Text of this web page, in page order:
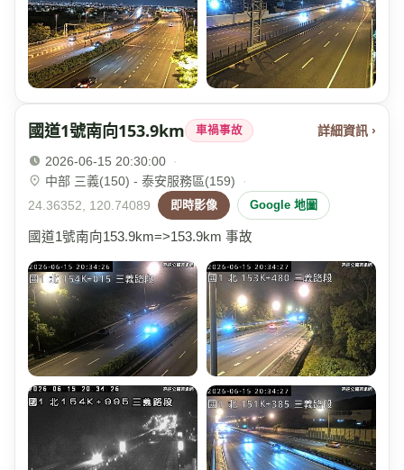
國道1號南向153.9km 車禍事故 詳細資訊 ›
2026-06-15 20:30:00
·
中部 三義(150) - 泰安服務區(159)
·
24.36352, 120.74089
即時影像 Google 地圖
國道1號南向153.9km=>153.9km 事故